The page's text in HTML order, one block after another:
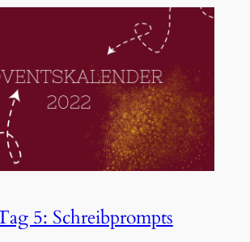
5: Schreibprompts